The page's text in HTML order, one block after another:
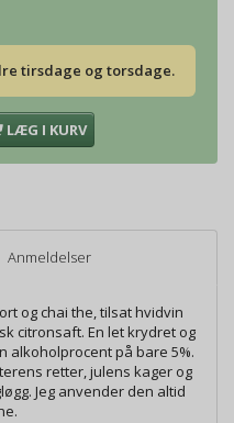
tirsdage og torsdage.
LÆG I KURV
Anmeldelser
og chai the, tilsat hvidvin
citronsaft. En let krydret og
alkoholprocent på bare 5%.
retter, julens kager og
Jeg anvender den altid